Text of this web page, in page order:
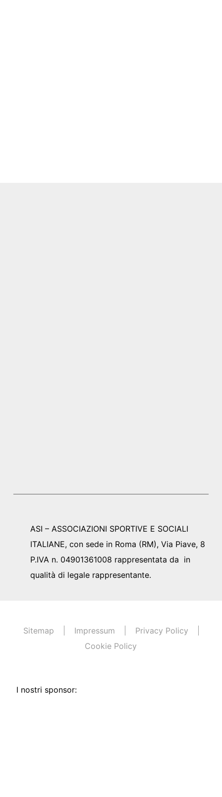
ASI – ASSOCIAZIONI SPORTIVE E SOCIALI
ITALIANE, con sede in Roma (RM), Via Piave, 8
P.IVA n. 04901361008 rappresentata da in
qualità di legale rappresentante.
Sitemap Impressum
Privacy Policy
Cookie Policy
I nostri sponsor: